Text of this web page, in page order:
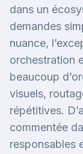
dans un
demandes
nuance,
orchestration
beaucoup
visuels,
répétitives.
commentée
responsables